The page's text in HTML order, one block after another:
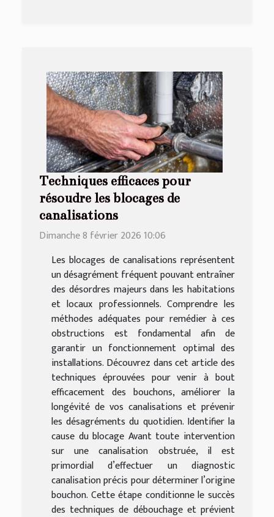
Techniques efficaces pour
résoudre les blocages de
canalisations
Dimanche 8 février 2026 10:06
Les blocages de canalisations représentent
un désagrément fréquent pouvant entraîner
des désordres majeurs dans les habitations
et locaux professionnels. Comprendre les
méthodes adéquates pour remédier à ces
obstructions est fondamental afin de
garantir un fonctionnement optimal des
installations. Découvrez dans cet article des
techniques éprouvées pour venir à bout
efficacement des bouchons, améliorer la
longévité de vos canalisations et prévenir
les désagréments du quotidien. Identifier la
cause du blocage Avant toute intervention
sur une canalisation obstruée, il est
primordial d’effectuer un diagnostic
canalisation précis pour déterminer l’origine
bouchon. Cette étape conditionne le succès
des techniques de débouchage et prévient